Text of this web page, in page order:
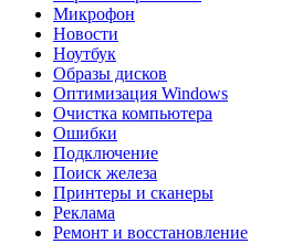
Микрофон
Новости
Ноутбук
Образы дисков
Оптимизация Windows
Очистка компьютера
Ошибки
Подключение
Поиск железа
Принтеры и сканеры
Реклама
Ремонт и восстановление